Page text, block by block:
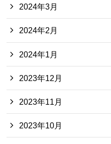
2024年3月
2024年2月
2024年1月
2023年12月
2023年11月
2023年10月